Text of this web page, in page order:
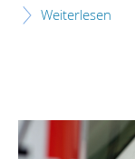
Weiterlesen